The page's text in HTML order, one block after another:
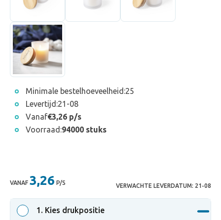
Minimale bestelhoeveelheid:25
Levertijd:21-08
Vanaf€3,26 p/s
Voorraad:94000 stuks
VANAF 3,26 P/S VERWACHTE LEVERDATUM: 21-08
1 . Kies drukpositie